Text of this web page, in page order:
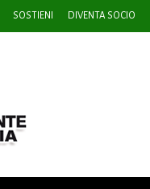
SOSTIENI DIVENTA SOCIO